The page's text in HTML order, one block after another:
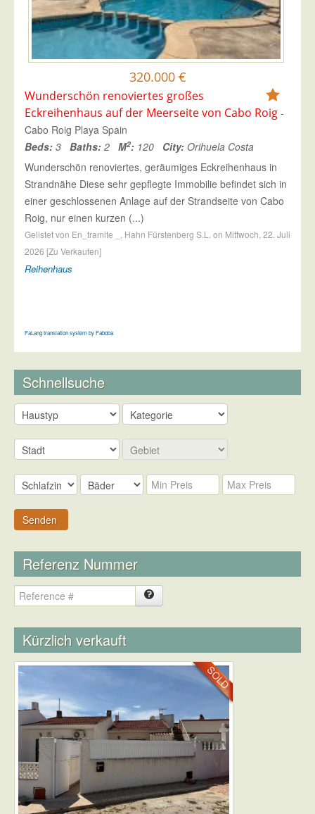
320.000 €
Wunderschön renoviertes großes
Eckreihenhaus auf der Meerseite von Cabo Roig -
Cabo Roig Playa Spain
Beds: 3 Baths: 2 M2: 120 City: Orihuela Costa
Wunderschön renoviertes, geräumiges Eckreihenhaus in
Strandnähe Diese sehr gepflegte Immobilie befindet sich in
einer geschlossenen Anlage auf der Strandseite von Cabo
Roig, nur einen kurzen (...)
Gelistet von En_tramite _, Hahn Fürstenberg S.L. on Mittwoch, 22. Juli
2026 [Zu Verkaufen]
Reihenhaus
FaLang translation system by Faboba
Schnellsuche
Senden
Referenz Nummer
Kürzlich verkauft